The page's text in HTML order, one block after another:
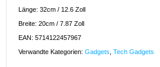
Länge: 32cm / 12.6 Zoll
Breite: 20cm / 7.87 Zoll
EAN: 5714122457967
Verwandte Kategorien: Gadgets Tech Gadgets